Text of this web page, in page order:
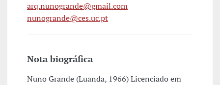
arq.nunogrande@gmail.com
nunogrande@ces.uc.pt
Nota biográfica
Nuno Grande (Luanda, 1966) Licenciado em